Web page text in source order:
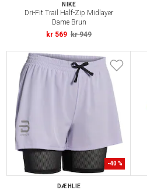
NIKE
Dri-Fit Trail Half-Zip Midlayer
Dame Brun
kr 569 kr 949
-40 %
DÆHLIE